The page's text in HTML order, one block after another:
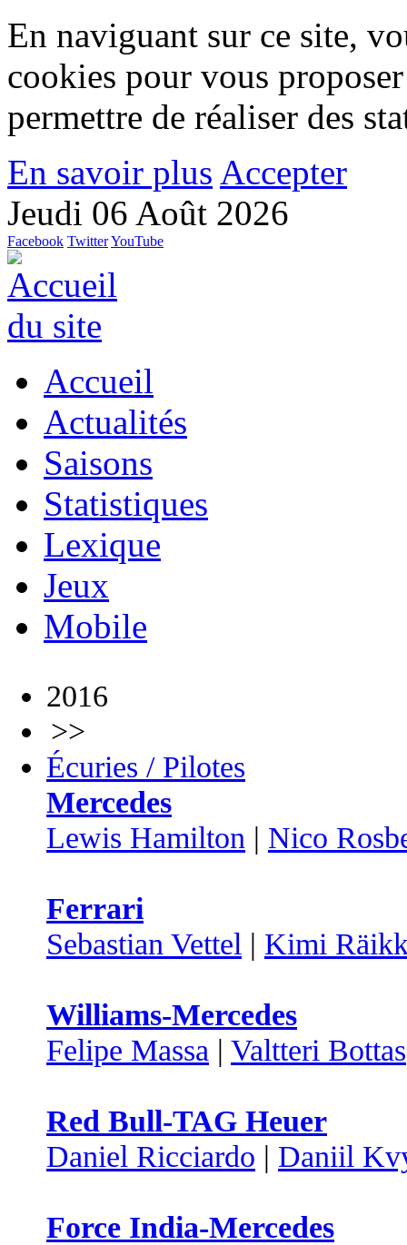
En naviguant sur ce site,
cookies pour vous
permettre de réaliser des
En savoir plus Accepter
Jeudi 06 Août 2026
Facebook TwitterYouTube
Accueil
Actualités
Saisons
Statistiques
Lexique
Jeux
Mobile
2016
>>
Écuries / Pilotes
Mercedes
Lewis Hamilton | Nico
Ferrari
Sebastian Vettel | Kimi
Williams-Mercedes
Felipe Massa | Valtteri Bottas
Red Bull-TAG Heuer
Daniel Ricciardo | Daniil
Force India-Mercedes